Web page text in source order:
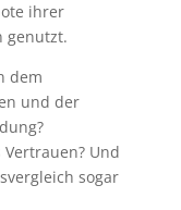
ihrer
genutzt.
dem
und der
Und
sogar